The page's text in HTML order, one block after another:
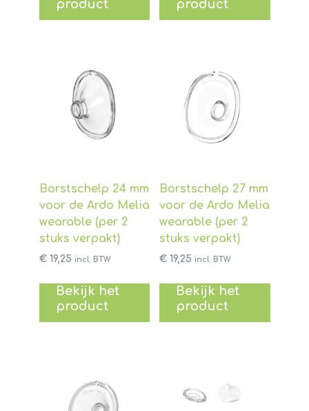
product product
Borstschelp 24 mm
voor de Ardo Melia
wearable (per 2
stuks verpakt)
€19,25 incl. BTW
Bekijk het
product
Borstschelp 27 mm
voor de Ardo Melia
wearable (per 2
stuks verpakt)
€19,25 incl. BTW
Bekijk het
product